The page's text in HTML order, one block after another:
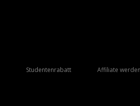
Studentenrabatt Affiliate werden